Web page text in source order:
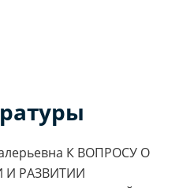
К ВОПРОСУ О
РАЗВИТИИ